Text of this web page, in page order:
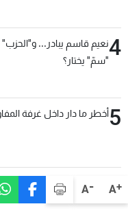
A+
A-
4نعيم قاسم يبادر... و"الحزب"
"سمّ" يختار؟
5أخطر ما دار داخل غرفة